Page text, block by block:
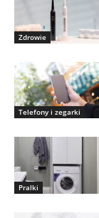
Zdrowie
Telefony i zegarki
Pralki